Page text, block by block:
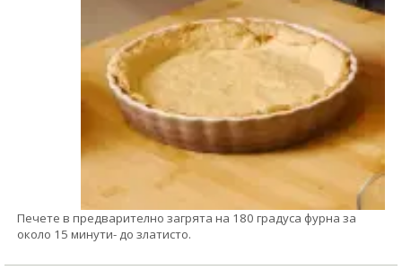
Печете в предварително загрята на 180 градуса фурна за
около 15 минути- до златисто.